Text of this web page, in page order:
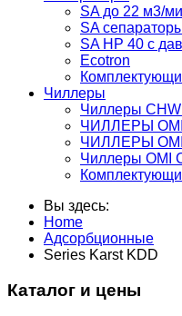
SA до 22 м3/
SA
SA HP 40 с
Ecotron
Чиллеры
Чиллеры
ЧИЛЛЕРЫ
ЧИЛЛЕРЫ
Чиллеры OMI
Вы здесь:
Home
Адсорбционные
Series Karst KDD
Каталог и цены